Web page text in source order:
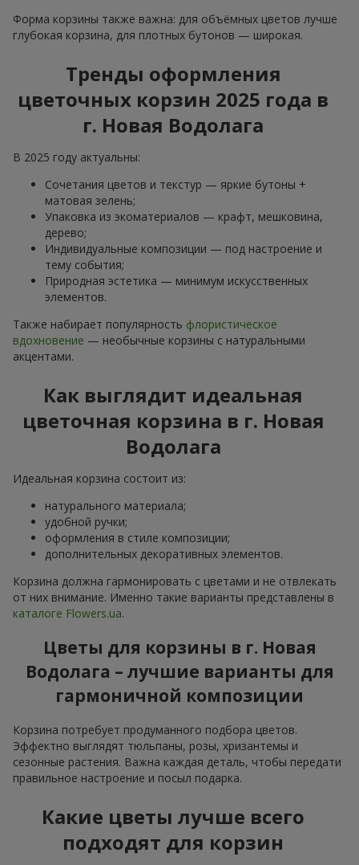
Форма корзины также важна: для объёмных цветов лучше
глубокая корзина, для плотных бутонов — широкая.
Тренды оформления
цветочных корзин 2025 года в
г. Новая Водолага
В 2025 году актуальны:
Сочетания цветов и текстур — яркие бутоны +
матовая зелень;
Упаковка из экоматериалов — крафт, мешковина,
дерево;
Индивидуальные композиции — под настроение и
тему события;
Природная эстетика — минимум искусственных
элементов.
Также набирает популярность флористическое
вдохновение — необычные корзины с натуральными
акцентами.
Как выглядит идеальная
цветочная корзина в г. Новая
Водолага
Идеальная корзина состоит из:
натурального материала;
удобной ручки;
оформления в стиле композиции;
дополнительных декоративных элементов.
Корзина должна гармонировать с цветами и не отвлекать
от них внимание. Именно такие варианты представлены в
каталоге Flowers.ua.
Цветы для корзины в г. Новая
Водолага – лучшие варианты для
гармоничной композиции
Корзина потребует продуманного подбора цветов.
Эффектно выглядят тюльпаны, розы, хризантемы и
сезонные растения. Важна каждая деталь, чтобы передати
правильное настроение и посыл подарка.
Какие цветы лучше всего
подходят для корзин